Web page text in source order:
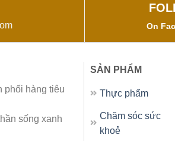
On
phối hàng tiêu
sống xanh
SẢN PHẨM
Thực phẩm
Chăm sóc sức
khoẻ